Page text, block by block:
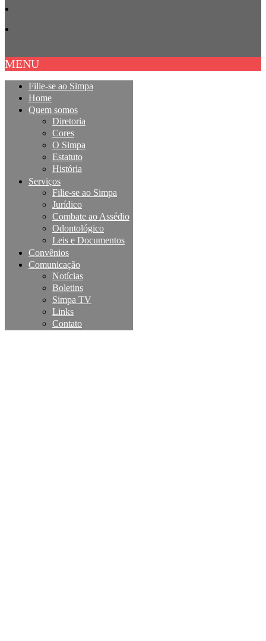
MENU
Filie-se ao Simpa
Home
Quem somos
Diretoria
Cores
O Simpa
Estatuto
História
Serviços
Filie-se ao Simpa
Jurídico
Combate ao Assédio
Odontológico
Leis e Documentos
Convênios
Comunicação
Notícias
Boletins
Simpa TV
Links
Contato